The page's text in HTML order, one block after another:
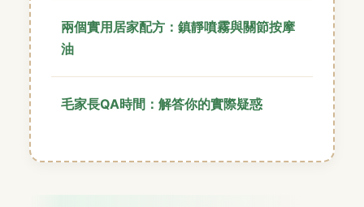
兩個實用居家配方：鎮靜噴霧與關節按摩
油
毛家長QA時間：解答你的實際疑惑